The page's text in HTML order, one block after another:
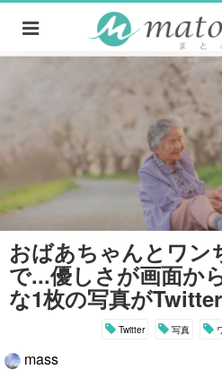
おばあちゃんとワン
で...優しさが画面か
な1枚の写真が
Twitter 写真
mass